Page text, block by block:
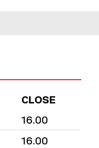
CLOSE
16.00
16.00